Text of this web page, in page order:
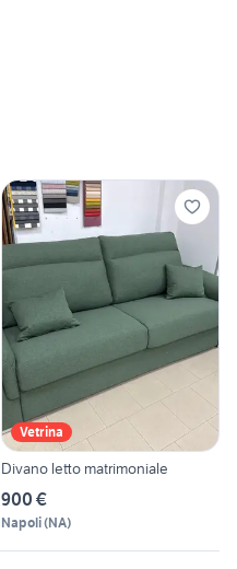
Vetrina
Divano letto matrimoniale
900 €
Napoli(NA)